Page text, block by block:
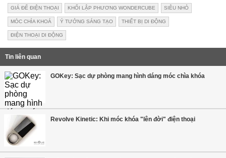
GIÁ ĐỂ ĐIỆN THOẠI KHỐI LẬP PHƯƠNG WONDERCUBE SIÊU NHỎ
MÓC CHÌA KHOÁ Ý TƯỞNG SÁNG TẠO THIẾT BỊ DI ĐỘNG
ĐIỆN THOẠI DI ĐỘNG
Tin liên quan
GOKey: Sạc dự phòng mang hình dáng móc chìa khóa
Revolve Kinetic: Khi móc khóa "lên đời" điện thoại